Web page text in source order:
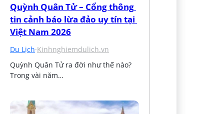
Quỳnh Quân Tử – Cổng thông
tin cảnh báo lừa đảo uy tín tại
Việt Nam 2026
Du Lịch·Kinhnghiemdulich.vn
Quỳnh Quân Tử ra đời như thế nào?
Trong vài năm…